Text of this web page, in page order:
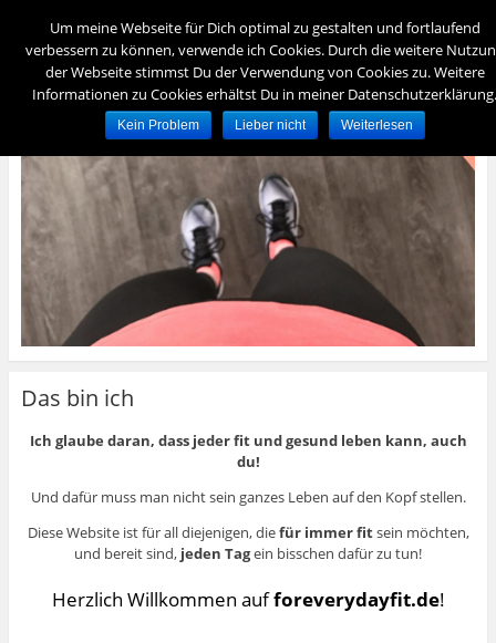
Menü
foreverydayfit
– für immer und jeden Tag fit –
Das bin ich
Ich glaube daran, dass jeder fit und gesund leben kann, auch
du!
Und dafür muss man nicht sein ganzes Leben auf den Kopf stellen.
Diese Website ist für all diejenigen, diefür immer fitsein möchten,
und bereit sind, jeden Tagein bisschen dafür zu tun!
Herzlich Willkommen aufforeverydayfit.de!
Um meine Webseite für Dich optimal zu gestalten und fortlaufend
verbessern zu können, verwende ich Cookies. Durch die weitere
der Webseite stimmst Du der Verwendung von Cookies zu. Weitere
Informationen zu Cookies erhältst Du in meiner Datenschutzerklärung.
Kein Problem Lieber nicht Weiterlesen